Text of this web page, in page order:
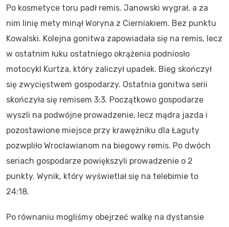
Po kosmetyce toru padł remis. Janowski wygrał, a za
nim linię mety minął Woryna z Cierniakiem. Bez punktu
Kowalski. Kolejna gonitwa zapowiadała się na remis, lecz
w ostatnim łuku ostatniego okrążenia podniosło
motocykl Kurtza, który zaliczył upadek. Bieg skończył
się zwycięstwem gospodarzy. Ostatnia gonitwa serii
skończyła się remisem 3:3. Początkowo gospodarze
wyszli na podwójne prowadzenie, lecz mądra jazda i
pozostawione miejsce przy krawężniku dla Łaguty
pozwpliło Wrocławianom na biegowy remis. Po dwóch
seriach gospodarze powiększyli prowadzenie o 2
punkty. Wynik, który wyświetlał się na telebimie to
24:18.
Po równaniu mogliśmy obejrzeć walkę na dystansie